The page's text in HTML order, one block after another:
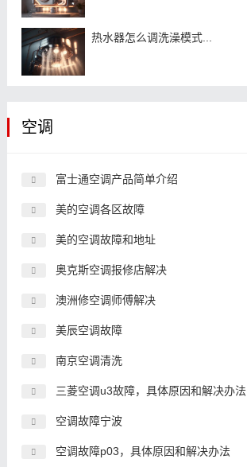
热水器怎么调洗澡模式...
空调
富士通空调产品简单介绍
美的空调各区故障
美的空调故障和地址
奥克斯空调报修店解决
澳洲修空调师傅解决
美辰空调故障
南京空调清洗
三菱空调u3故障，具体原因和解决办法
空调故障宁波
空调故障p03，具体原因和解决办法